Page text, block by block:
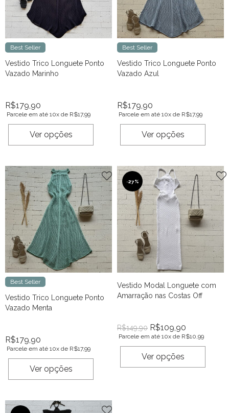
Best Seller
Vestido Trico Longuete Ponto
Vazado Marinho
R$179,90
Parcele em até 10x de R$17,99
Ver opções
Best Seller
Vestido Trico Longuete Ponto
Vazado Azul
R$179,90
Parcele em até 10x de R$17,99
Ver opções
Best Seller
Vestido Trico Longuete Ponto
Vazado Menta
R$179,90
Parcele em até 10x de R$17,99
Ver opções
-27%
Vestido Modal Longuete com
Amarração nas Costas Off
R$149,90 R$109,90
Parcele em até 10x de R$10,99
Ver opções